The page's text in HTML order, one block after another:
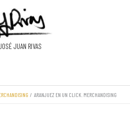
JUAN RIVAS
ARANJUEZ EN UN CLICK. MERCHANDISING